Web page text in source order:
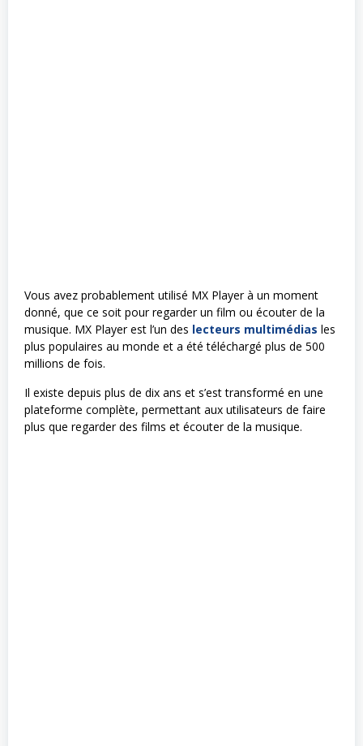
Vous avez probablement utilisé MX Player à un moment
donné, que ce soit pour regarder un film ou écouter de la
musique. MX Player est l’un des lecteurs multimédias les
plus populaires au monde et a été téléchargé plus de 500
millions de fois.
Il existe depuis plus de dix ans et s’est transformé en une
plateforme complète, permettant aux utilisateurs de faire
plus que regarder des films et écouter de la musique.